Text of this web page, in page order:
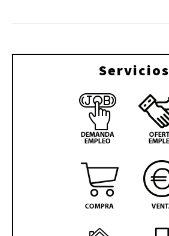
Servicios